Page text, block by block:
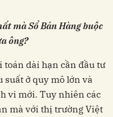
mà Sổ Bán Hàng buộc
ông?
toán dài hạn cần đầu tư
suất ở quy mô lớn và
vi mới. Tuy nhiên các
mà với thị trường Việt